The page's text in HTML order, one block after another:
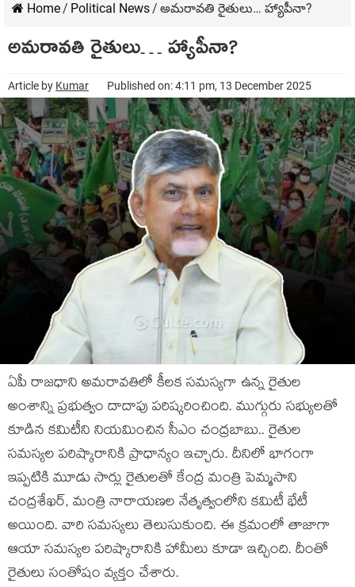
Home/ Political News/ అమరావతి రైతులు… హ్యాపీనా?
అమరావతి రైతులు… హ్యాపీనా?
Article by Kumar Published on: 4:11 pm, 13 December 2025
ఏపీ రాజ‌ధాని అమ‌రావ‌తిలో కీల‌క స‌మ‌స్య‌గా ఉన్న రైతుల
అంశాన్ని ప్ర‌భుత్వం దాదాపు ప‌రిష్క‌రించింది. ముగ్గురు స‌భ్యుల‌తో
కూడిన క‌మిటీని నియ‌మించిన సీఎం చంద్ర‌బాబు.. రైతుల
స‌మ‌స్య‌ల ప‌రిష్కారానికి ప్రాధాన్యం ఇచ్చారు. దీనిలో భాగంగా
ఇప్ప‌టికి మూడు సార్లు రైతుల‌తో కేంద్ర మంత్రి పెమ్మ‌సాని
చంద్ర‌శేఖ‌ర్‌, మంత్రి నారాయ‌ణ‌ల నేతృత్వంలోని క‌మిటీ భేటీ
అయింది. వారి స‌మ‌స్య‌లు తెలుసుకుంది. ఈ క్ర‌మంలో తాజాగా
ఆయా స‌మ‌స్య‌ల ప‌రిష్కారానికి హామీలు కూడా ఇచ్చింది. దీంతో
రైతులు సంతోషం వ్య‌క్తం చేశారు.